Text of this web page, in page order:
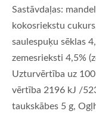
Sastāvdaļas:
kokosriekstu
saulespuķu sēklas
zemesrieksti 4,5%
Uzturvērtība uz
vērtība 2196 kJ /
taukskābes 5 g,